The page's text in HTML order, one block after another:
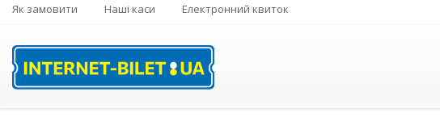
Як замовити Наші каси Електронний квиток